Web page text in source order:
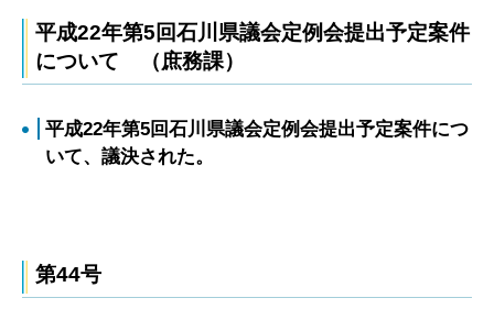
平成22年第5回石川県議会定例会提出予定案件
について （庶務課）
平成22年第5回石川県議会定例会提出予定案件につ
いて、議決された。
第44号